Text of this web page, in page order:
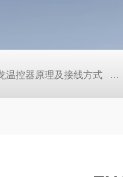
温控器原理及接线方式